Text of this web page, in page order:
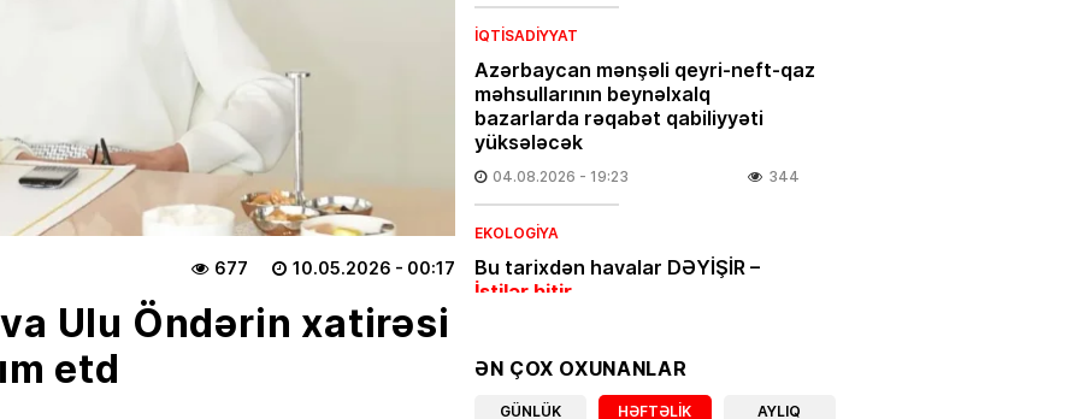
10.05.2026 - 00:17
677
Ulu Öndərin xatirəsi
etd
İQTISADIYYAT
Azərbaycan mənşəli qeyri-neft-qaz
məhsullarının beynəlxalq
bazarlarda rəqabət qabiliyyəti
yüksələcək
04.08.2026 - 19:23 344
EKOLOGIYA
Bu tarixdən havalar DƏYİŞİR –
İstilər bitir
İQTISADIYYAT
ƏN ÇOX OXUNANLAR
GÜNLÜK HƏFTƏLIK AYLIQ